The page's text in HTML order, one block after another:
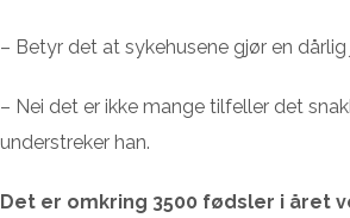
– Betyr det at sykehusene gjør en
– Nei det er ikke mange tilfeller det
understreker han.
Det er omkring 3500 fødsler i året